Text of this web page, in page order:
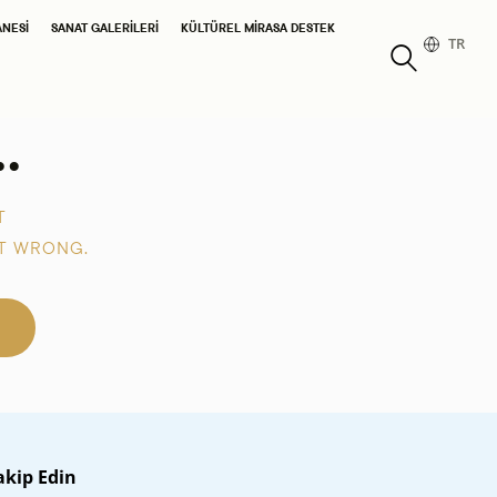
SANAT GALERILERI KÜLTÜREL MIRASA DESTEK
TR
WRONG.
Edin